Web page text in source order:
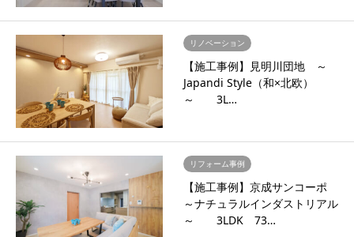
リノベーション
【施工事例】見明川団地 ～
Japandi Style（和×北欧）
～ 3L…
リフォーム事例
【施工事例】京成サンコーポ
～ナチュラルインダストリアル
～ 3LDK 73…